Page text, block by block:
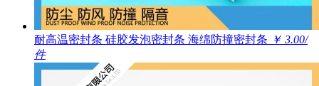
耐高温密封条 硅胶发泡密封条 海绵防撞密封条 ￥ 3.00/
件